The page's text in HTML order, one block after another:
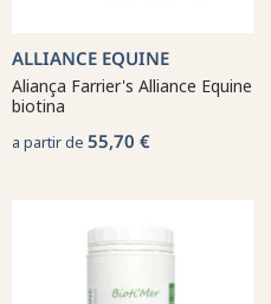
ALLIANCE EQUINE
Aliança Farrier's Alliance Equine
biotina
a partir de 55,70 €